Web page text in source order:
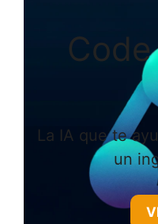
La IA que te
un